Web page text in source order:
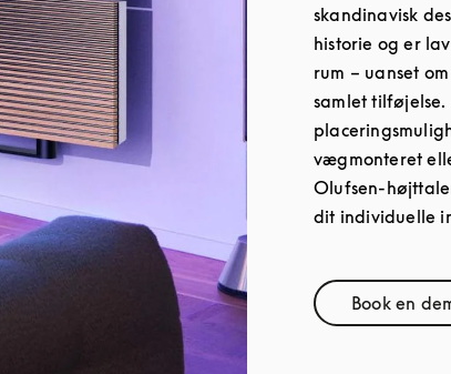
skandinavisk
historie og er
rum – uanset
samlet
vægmonteret
Olufsen-
dit individuelle
Book enLink